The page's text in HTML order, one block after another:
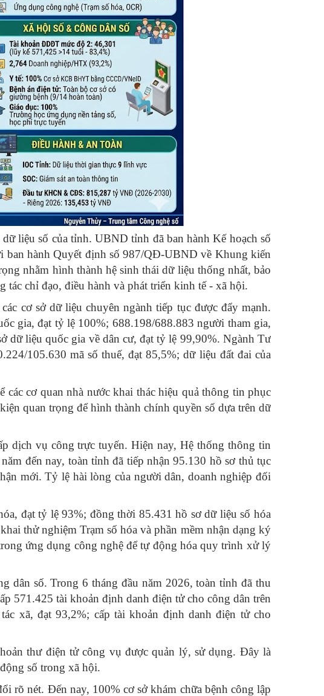
liệu số của tỉnh. UBND tỉnh đã ban hành Kế hoạch số
hành Quyết định số 987/QĐ-UBND về Khung kiến
nhằm hình thành hệ sinh thái dữ liệu thống nhất, bảo
tác chỉ đạo, điều hành và phát triển kinh tế - xã hội.
cơ sở dữ liệu chuyên ngành tiếp tục được đẩy mạnh.
gia, đạt tỷ lệ 100%; 688.198/688.883 người tham gia,
dữ liệu quốc gia về dân cư, đạt tỷ lệ 99,90%. Ngành Tư
105.630 mã số thuế, đạt 85,5%; dữ liệu đất đai của
cơ quan nhà nước khai thác hiệu quả thông tin phục
quan trọng để hình thành chính quyền số dựa trên dữ
dịch vụ công trực tuyến. Hiện nay, Hệ thống thông tin
đến nay, toàn tỉnh đã tiếp nhận 95.130 hồ sơ thủ tục
mới. Tỷ lệ hài lòng của người dân, doanh nghiệp đối
đạt tỷ lệ 93%; đồng thời 85.431 hồ sơ dữ liệu số hóa
thử nghiệm Trạm số hóa và phần mềm nhận dạng ký
ứng dụng công nghệ để tự động hóa quy trình xử lý
dân số. Trong 6 tháng đầu năm 2026, toàn tỉnh đã thu
571.425 tài khoản định danh điện tử cho công dân trên
xã, đạt 93,2%; cấp tài khoản định danh điện tử cho
thư điện tử công vụ được quản lý, sử dụng. Đây là
số trong xã hội.
rõ nét. Đến nay, 100% cơ sở khám chữa bệnh công lập